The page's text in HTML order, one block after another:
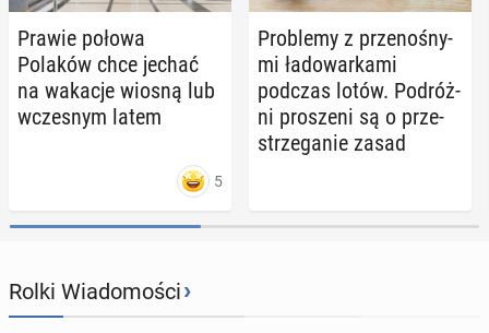
Prawie połowa
Polaków chce jechać
na wakacje wiosną lub
wcze­snym latem
5
Pro­ble­my z prze­no­śny­
mi ła­do­war­ka­mi
podczas lotów. Po­dróż­
ni pro­sze­ni są o prze­
strze­ga­nie zasad
Rolki Wiadomości›